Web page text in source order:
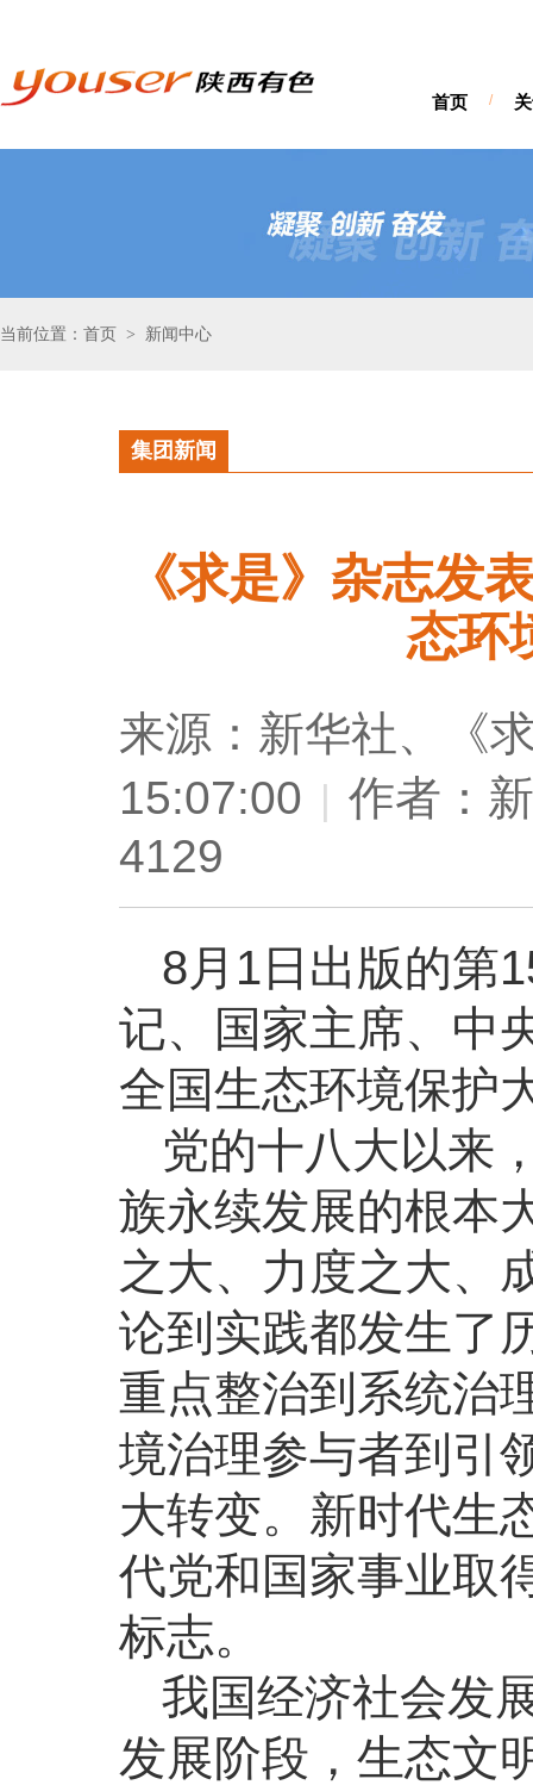
首页 /
当前位置：首页 > 新闻中心
集团新闻
《求是》杂志发
态环
来源：新华社、《
15:07:00 | 作者：
4129
8月1日出版的第
记、国家主席、中
全国生态环境保护
党的十八大以来
族永续发展的根本
之大、力度之大、
论到实践都发生了
重点整治到系统治
境治理参与者到引
大转变。新时代生
代党和国家事业取
标志。
我国经济社会发
发展阶段，生态文